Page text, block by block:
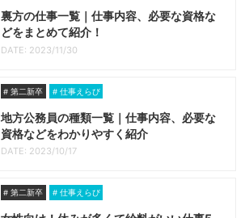
裏方の仕事一覧｜仕事内容、必要な資格な
どをまとめて紹介！
DATE: 2023/11/30
第二新卒 仕事えらび
地方公務員の種類一覧｜仕事内容、必要な
資格などをわかりやすく紹介
DATE: 2023/10/17
第二新卒 仕事えらび